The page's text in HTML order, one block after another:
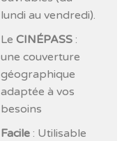
lundi au vendredi).
LeCINÉPASS :
une couverture
géographique
adaptée à vos
besoins
Facile : Utilisable